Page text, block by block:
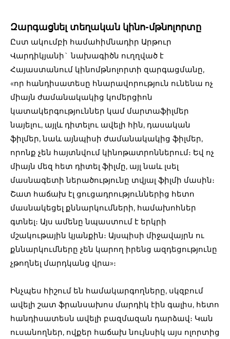
Զարգացնել տեղական կինո-մթնոլորտը
Ըստ ակումբի համահիմնադիր Արթուր
Վարդիկյանի` նախագիծն ուղղված է
Հայաստանում կինոմթնոլորտի զարգացմանը,
«որ հանդիսատեսը հնարավորություն ունենա ոչ
միայն ժամանակակից կոմերցիոն
կատակերգություններ կամ մարտաֆիլմեր
նայելու, այլև դիտելու ավելի հին, դասական
ֆիլմեր, նաև այնպիսի ժամանակակից ֆիլմեր,
որոնք չեն հայտնվում կինոթատրոններում։ Եվ ոչ
միայն մեզ հետ դիտել ֆիլմը, այլ նաև լսել
մասնագետի ներածությունը տվյալ ֆիլմի մասին։
Շատ հաճախ էլ ցուցադրություններից հետո
մասնակեցել քննարկումների, համախոհներ
գտնել։ Այս ամենը նպաստում է երկրի
մշակութային կյանքին։ Այսպիսի միջավայրն ու
քննարկումները չեն կարող իրենց ազդեցությունը
չթողնել մարդկանց վրա»։
Ինչպես հիշում են համակարգողները, սկզբում
ավելի շատ ֆրանսախոս մարդիկ էին գալիս, հետո
հանդիսատեսն ավելի բազմազան դարձավ։ Կան
ուսանողներ, ովքեր հաճախ նույնսիկ այս ոլորտից